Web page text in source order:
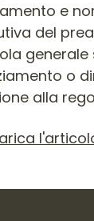
e
del
o
alla